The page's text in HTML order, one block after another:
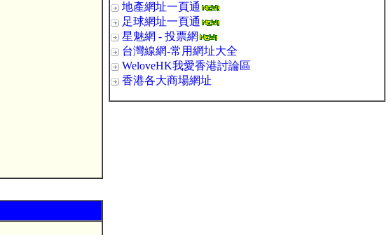
地產網址一頁通
足球網址一頁通
星魅網 - 投票網
台灣線網-常用網址大全
WeloveHK我愛香港討論區
香港各大商場網址